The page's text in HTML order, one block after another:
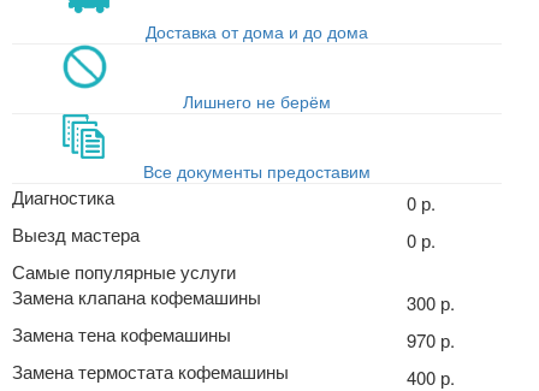
Доставка от дома и до дома
Лишнего не берём
Все документы предоставим
Диагностика
0 р.
Выезд мастера
0 р.
Самые популярные услуги
Замена клапана кофемашины
300 р.
Замена тена кофемашины
970 р.
Замена термостата кофемашины
400 р.